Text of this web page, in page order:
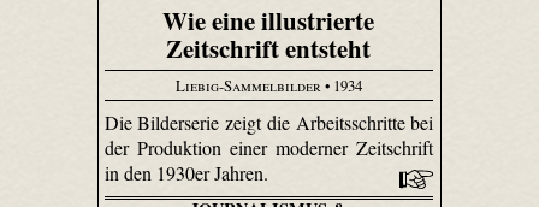
Wie eine illustrierte
Zeitschrift entsteht
Liebig-Sammelbilder• 1934
Die Bilderserie zeigt die Arbeitsschritte bei
der Produktion einer moderner Zeitschrift
in den 1930er Jahren.